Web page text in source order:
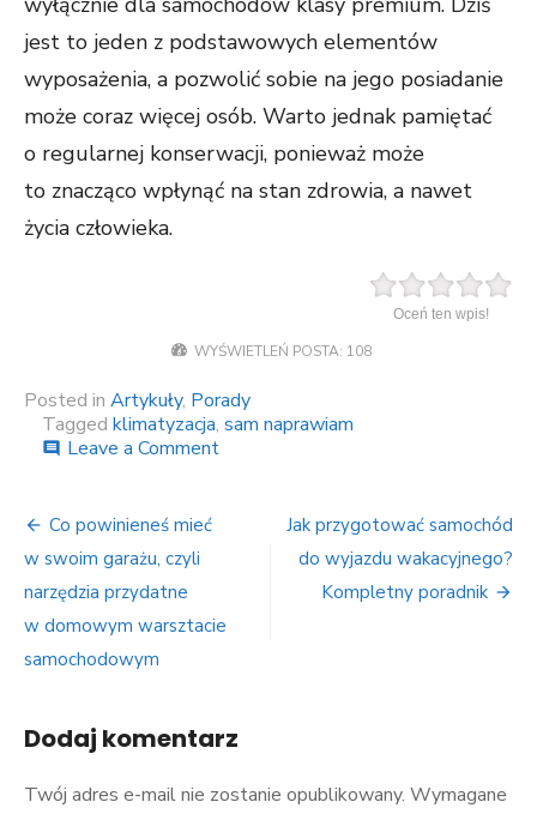
jest to jeden z podstawowych elementów
wyposażenia, a pozwolić sobie na jego posiadanie
może coraz więcej osób. Warto jednak pamiętać
o regularnej konserwacji, ponieważ może
to znacząco wpłynąć na stan zdrowia, a nawet
życia człowieka.
Oceń ten wpis!
WYŚWIETLEŃ POSTA: 108
Posted in Artykuły, Porady
Tagged klimatyzacja, sam naprawiam
comment Leave a Comment
praktycznych
Nawigacja
wpisu
Co powinieneś mieć
w swoim garażu, czyli
narzędzia przydatne
w domowym warsztacie
samochodowym
Jak przygotować samochód
do wyjazdu wakacyjnego?
Kompletny poradnik
Dodaj komentarz
Twój adres e-mail nie zostanie opublikowany. Wymagane